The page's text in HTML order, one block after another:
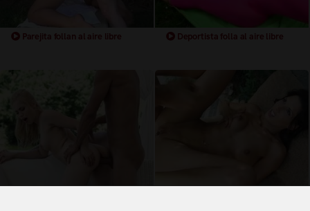
Parejita follan al aire libre Deportista folla al aire libre